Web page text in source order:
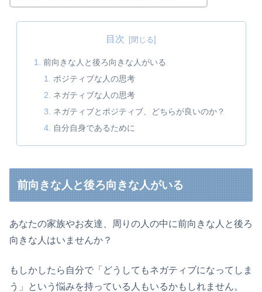
目次
前向きな人と後ろ向きな人がいる
ポジティブな人の思考
ネガティブな人の思考
ネガティブとポジティブ、どちらが良いのか？
自分自身であるために
前向きな人と後ろ向きな人がいる
あなたの家族やお友達、周りの人の中に前向きな人と後ろ
向きな人はいませんか？
もしかしたら自分で「どうしてもネガティブになってしま
う」という悩みを持っている人もいるかもしれません。